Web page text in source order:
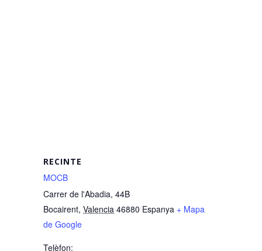
RECINTE
MOCB
Carrer de l'Abadia, 44B
Bocairent, Valencia 46880 Espanya + Mapa
de Google
Telèfon: